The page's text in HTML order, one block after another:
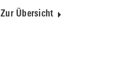
Zur Übersicht